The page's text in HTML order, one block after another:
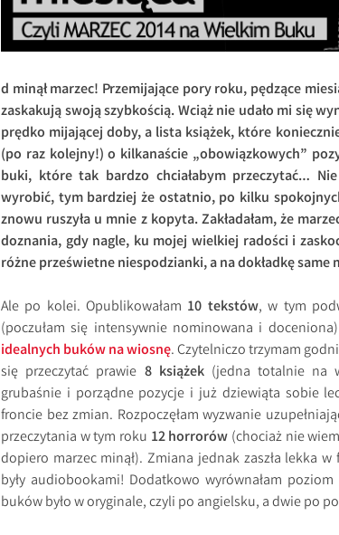
d minął marzec! Przemijające pory roku, pędzące
zaskakują swoją szybkością. Wciąż nie udało mi się
prędko mijającej doby, a lista książek, które
(po raz kolejny!) o kilkanaście „obowiązkowych”
buki, które tak bardzo chciałabym przeczytać…
wyrobić, tym bardziej że ostatnio, po kilku
znowu ruszyła u mnie z kopyta. Zakładałam, że
doznania, gdy nagle, ku mojej wielkiej radości i
różne prześwietne niespodzianki, a na dokładkę same
Ale po kolei. Opublikowałam 10 tekstów, w tym
(poczułam się intensywnie nominowana i
idealnych buków na wiosnę. Czytelniczo trzymam
się przeczytać prawie 8 książek(jedna totalnie na
grubaśnie i porządne pozycje i już dziewiąta sobie
froncie bez zmian. Rozpoczęłam wyzwanie
przeczytania w tym roku 12 horrorów (chociaż nie
dopiero marzec minął). Zmiana jednak zaszła lekka
były audiobookami! Dodatkowo wyrównałam
buków było w oryginale, czyli po angielsku, a dwie po